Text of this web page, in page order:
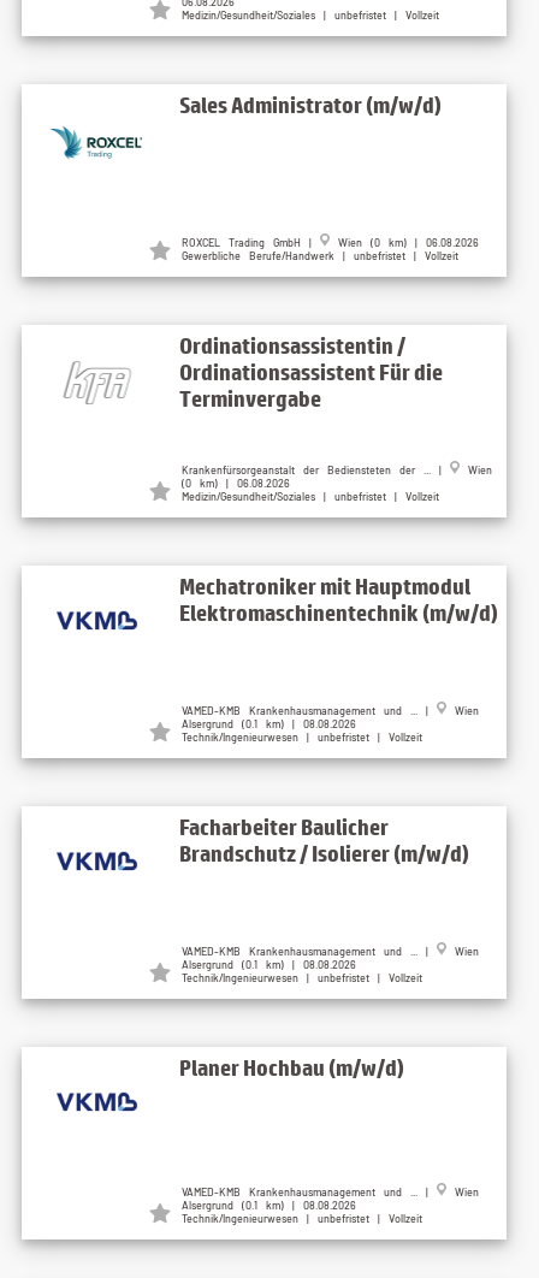
Medizin/Gesundheit/Soziales | unbefristet | Vollzeit
Sales Administrator (m/w/d)
ROXCEL Trading GmbH |
Wien (0 km) | 06.08.2026
Gewerbliche Berufe/Handwerk | unbefristet | Vollzeit
Ordinationsassistentin /
Ordinationsassistent Für die
Terminvergabe
Krankenfürsorgeanstalt der Bediensteten der ... |
Wien
(0 km) | 06.08.2026
Medizin/Gesundheit/Soziales | unbefristet | Vollzeit
Mechatroniker mit Hauptmodul
Elektromaschinentechnik (m/w/d)
VAMED-KMB Krankenhausmanagement und ... |
Wien
Alsergrund (0.1 km) | 08.08.2026
Technik/Ingenieurwesen | unbefristet | Vollzeit
Facharbeiter Baulicher
Brandschutz / Isolierer (m/w/d)
VAMED-KMB Krankenhausmanagement und ... |
Wien
Alsergrund (0.1 km) | 08.08.2026
Technik/Ingenieurwesen | unbefristet | Vollzeit
Planer Hochbau (m/w/d)
VAMED-KMB Krankenhausmanagement und ... |
Wien
Alsergrund (0.1 km) | 08.08.2026
Technik/Ingenieurwesen | unbefristet | Vollzeit